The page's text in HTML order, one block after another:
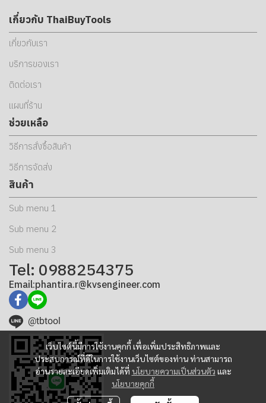
เว็บไซต์นี้มีการใช้งานคุกกี้ เพื่อเพิ่มประสิทธิภาพและ
ประสบการณ์ที่ดีในการใช้งานเว็บไซต์ของท่าน ท่านสามารถ
อ่านรายละเอียดเพิ่มเติมได้ที่ นโยบายความเป็นส่วนตัว และ
นโยบายคุกกี้
เกี่ยวกับ ThaiBuyTools
เกี่ยวกับเรา
บริการของเรา
ติดต่อเรา
แผนที่ร้าน
ช่วยเหลือ
วิธีการสั่งซื้อสินค้า
วิธีการจัดส่ง
สินค้า
Sub menu 1
Sub menu 2
Sub menu 3
Tel: 0988254375
Email:phantira.r@kvsengineer.com
@tbtool